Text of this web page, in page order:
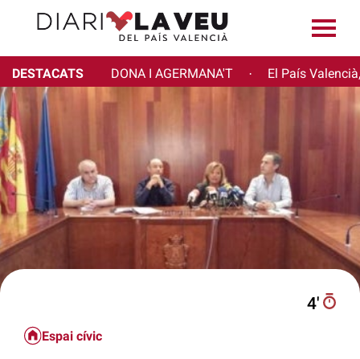
DESTACATS DONA I AGERMANA'T · El País
4′
Espai cívic